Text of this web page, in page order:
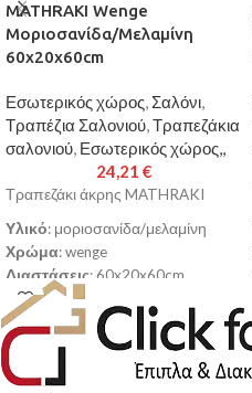
MATHRAKI Wenge
Μοριοσανίδα/Μελαμίνη
60x20x60cm
Εσωτερικός χώρος, Σαλόνι,
Τραπέζια Σαλονιού,Τραπεζάκια
σαλονιού, Εσωτερικός χώρος,,
24,21 €
Τραπεζάκι άκρης MATHRAKI
Υλικό: μοριοσανίδα/μελαμίνη
Χρώμα: wenge
Διαστάσεις: 60x20x60cm
Σκελετός από υψηλής ποιότητας
μοριοσανίδα με επένδυση
μελαμίνης με αντοχή στη φθορά
και στο χρόνο